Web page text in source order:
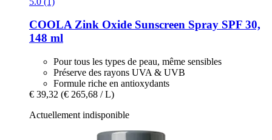
COOLAZink Oxide Sunscreen Spray SPF 30,
148 ml
Pour tous les types de peau, même sensibles
Préserve des rayons UVA & UVB
Formule riche en antioxydants
€ 39,32 (€ 265,68 / L)
Actuellement indisponible